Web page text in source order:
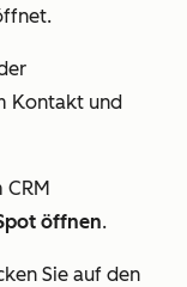
Kontakt und
öffnen.
Sie auf den